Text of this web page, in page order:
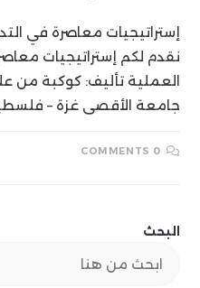
إستراتيجيات معاصرة في
نقدم لكم إستراتيجيات
العملية تأليف: كوكبة من
جامعة الأقصى غزة –
0 COMMENTS
البحث